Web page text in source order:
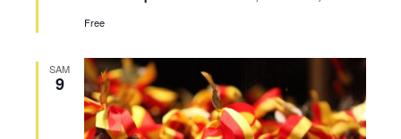
Free
SAM
9